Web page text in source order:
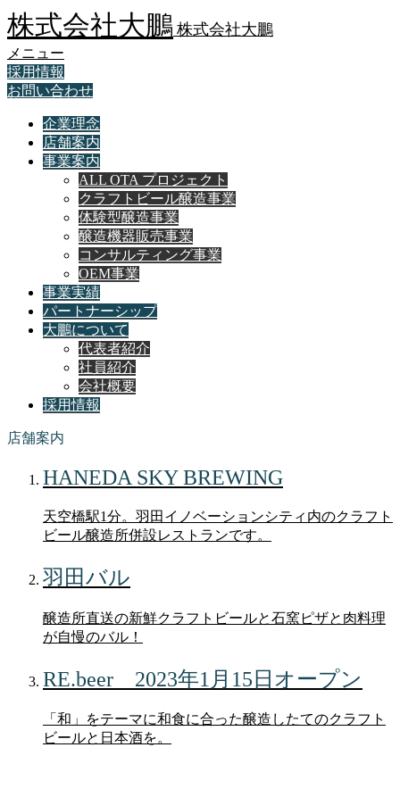
株式会社大鵬 株式会社大鵬
メニュー
採用情報
お問い合わせ
企業理念
店舗案内
事業案内
ALL OTA プロジェクト
クラフトビール醸造事業
体験型醸造事業
醸造機器販売事業
コンサルティング事業
OEM事業
事業実績
パートナーシップ
大鵬について
代表者紹介
社員紹介
会社概要
採用情報
店舗案内
HANEDA SKY BREWING
天空橋駅1分。羽田イノベーションシティ内のクラフト
ビール醸造所併設レストランです。
羽田バル
醸造所直送の新鮮クラフトビールと石窯ピザと肉料理
が自慢のバル！
RE.beer 2023年1月15日オープン
「和」をテーマに和食に合った醸造したてのクラフト
ビールと日本酒を。